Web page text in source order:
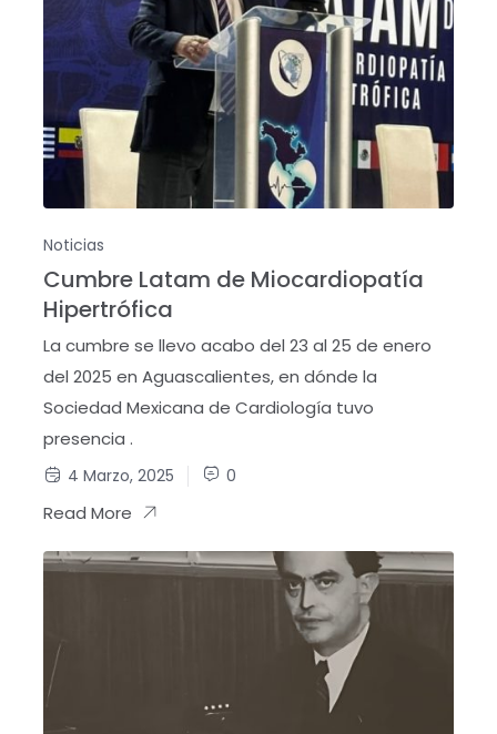
Noticias
Cumbre Latam de Miocardiopatía
Hipertrófica
La cumbre se llevo acabo del 23 al 25 de enero
del 2025 en Aguascalientes, en dónde la
Sociedad Mexicana de Cardiología tuvo
presencia .
4 Marzo, 2025 0
Read More